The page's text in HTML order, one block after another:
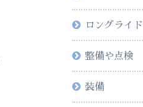
ロングライド
整備や点検
装備